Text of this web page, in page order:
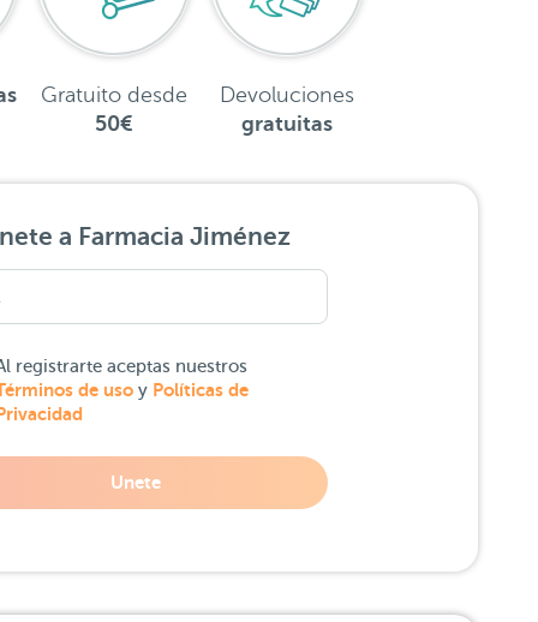
Gratuito desde
50€
Devoluciones
gratuitas
a Farmacia Jiménez
registrarte aceptas nuestros
de uso y Políticas de
Unete